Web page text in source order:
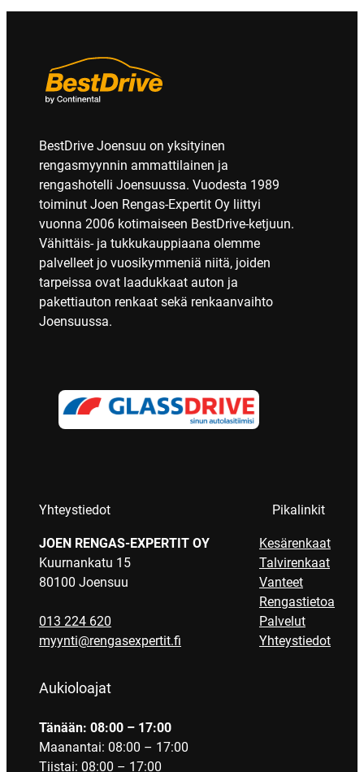
BestDrive Joensuu on yksityinen
rengasmyynnin ammattilainen ja
rengashotelli Joensuussa. Vuodesta 1989
toiminut Joen Rengas-Expertit Oy liittyi
vuonna 2006 kotimaiseen BestDrive-ketjuun.
Vähittäis- ja tukkukauppiaana olemme
palvelleet jo vuosikymmeniä niitä, joiden
tarpeissa ovat laadukkaat auton ja
pakettiauton renkaat sekä renkaanvaihto
Joensuussa.
Yhteystiedot
JOEN RENGAS-EXPERTIT OY
Kuurnankatu 15
80100 Joensuu
013 224 620
myynti@rengasexpertit.fi
Aukioloajat
Tänään: 08:00 – 17:00
Maanantai: 08:00 – 17:00
Tiistai: 08:00 – 17:00
Pikalinkit
Kesärenkaat
Talvirenkaat
Vanteet
Rengastietoa
Palvelut
Yhteystiedot